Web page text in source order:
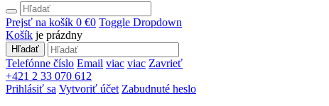
Prejsť na košík 0 €0 Toggle Dropdown
Košík je prázdny
Hľadať
Telefónne číslo Email viac viac Zavrieť
+421 2 33 070 612
Prihlásiť sa Vytvoriť účet Zabudnuté heslo